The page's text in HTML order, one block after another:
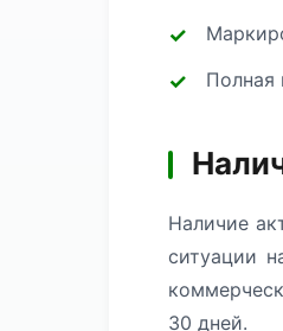
Полная
Наличие
ситуации
30 дней.